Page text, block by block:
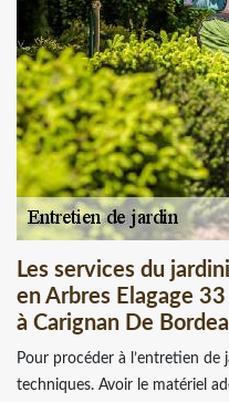
Les services du
en Arbres Elagage
à Carignan De
Pour procéder à l’entretien
techniques. Avoir le matériel